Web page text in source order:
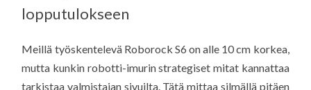
lopputulokseen
Meillä työskentelevä Roborock S6 on alle 10 cm korkea,
mutta kunkin robotti-imurin strategiset mitat kannattaa
tarkistaa valmistajan sivuilta. Tätä mittaa silmällä pitäen